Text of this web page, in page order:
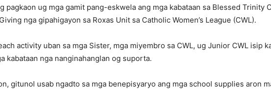
pagkaon ug mga gamit pang-eskwela ang mga kabataan sa Blessed Trinity
nga gipahigayon sa Roxas Unit sa Catholic Women’s League (CWL).
activity uban sa mga Sister, mga miyembro sa CWL, ug Junior CWL isip
kabataan nga nanginahanglan og suporta.
gitunol usab ngadto sa mga benepisyaryo ang mga school supplies aron